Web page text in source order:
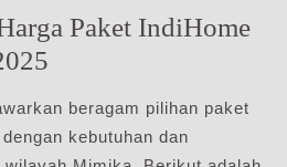
Paket IndiHome
beragam pilihan paket
kebutuhan dan